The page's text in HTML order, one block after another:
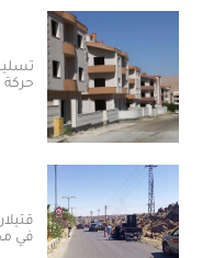
تسليم شقق
حركة خدمية
قتيلان وأربعة
في محافظة